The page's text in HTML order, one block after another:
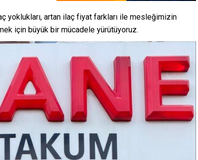
yoklukları, artan ilaç fiyat farkları ile mesleğimizin
için büyük bir mücadele yürütüyoruz.